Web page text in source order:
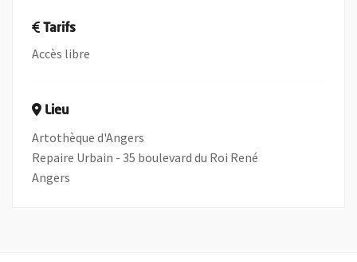
Tarifs
Accès libre
Lieu
Artothèque d'Angers
Repaire Urbain - 35 boulevard du Roi René
Angers